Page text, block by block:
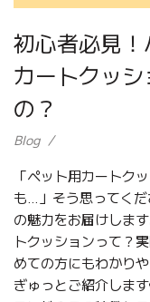
初心者必見
カートクッ
の？
Blog
「ペット用カートク
も…」そう思ってく
の魅力をお届けしま
トクッションって？
めての方にもわかり
ぎゅっとご紹介しま